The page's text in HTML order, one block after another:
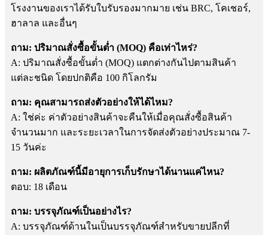
โรงงานของเราได้รับใบรับรองมากมาย เช่น BRC, โคเชอร์,
ฮาลาล และอื่นๆ
ถาม: ปริมาณสั่งซื้อขั้นต่ำ (MOQ) คือเท่าไหร่?
A: ปริมาณสั่งซื้อขั้นต่ำ (MOQ) แตกต่างกันไปตามสินค้า
แต่ละชนิด โดยปกติคือ 100 กิโลกรัม
ถาม: คุณสามารถส่งตัวอย่างให้ได้ไหม?
A: ใช่ค่ะ ค่าตัวอย่างสินค้าจะคืนให้เมื่อคุณสั่งซื้อสินค้า
จำนวนมาก และระยะเวลาในการจัดส่งตัวอย่างประมาณ 7-
15 วันค่ะ
ถาม: ผลิตภัณฑ์นี้มีอายุการเก็บรักษาได้นานแค่ไหน?
ตอบ: 18 เดือน
ถาม: บรรจุภัณฑ์เป็นอย่างไร?
A: บรรจุภัณฑ์ด้านในเป็นบรรจุภัณฑ์สำหรับขายปลีกที่